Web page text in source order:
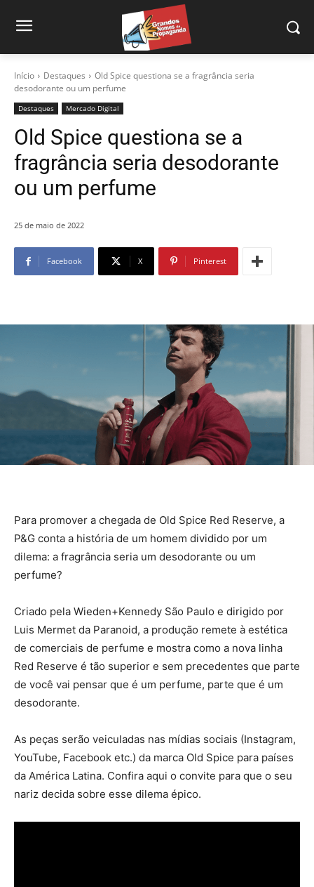
Início Destaques
Old Spice questiona se a fragrância seria
desodorante ou um perfume
Destaques Mercado Digital
Old Spice questiona se a
fragrância seria desodorante
ou um perfume
25 de maio de 2022
Facebook X Pinterest
Para promover a chegada de Old Spice Red Reserve, a
P&G conta a história de um homem dividido por um
dilema: a fragrância seria um desodorante ou um
perfume?
Criado pela Wieden+Kennedy São Paulo e dirigido por
Luis Mermet da Paranoid, a produção remete à estética
de comerciais de perfume e mostra como a nova linha
Red Reserve é tão superior e sem precedentes que parte
de você vai pensar que é um perfume, parte que é um
desodorante.
As peças serão veiculadas nas mídias sociais (Instagram,
YouTube, Facebook etc.) da marca Old Spice para países
da América Latina. Confira aqui o convite para que o seu
nariz decida sobre esse dilema épico.